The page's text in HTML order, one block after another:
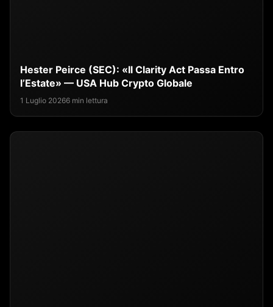
Hester Peirce (SEC): «Il Clarity Act Passa Entro
l’Estate» — USA Hub Crypto Globale
1 Luglio 20266 min lettura